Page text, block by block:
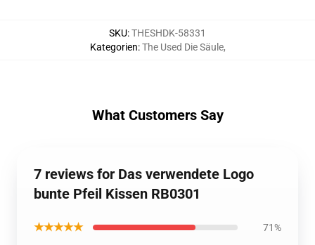
SKU:THESHDK-58331
Kategorien:The Used Die Säule,
What Customers Say
7 reviews for Das verwendete Logo
bunte Pfeil Kissen RB0301
★★★★★ 71%